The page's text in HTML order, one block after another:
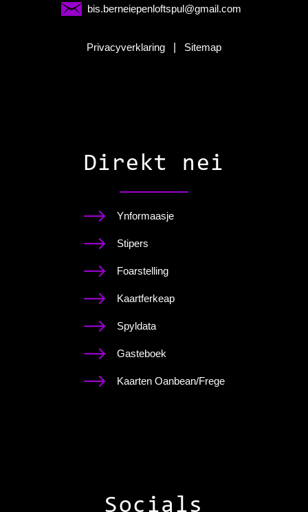
bis.berneiepenloftspul@gmail.com
Privacyverklaring Sitemap
Direkt nei
Ynformaasje
Stipers
Foarstelling
Kaartferkeap
Spyldata
Gasteboek
Kaarten Oanbean/Frege
Socials